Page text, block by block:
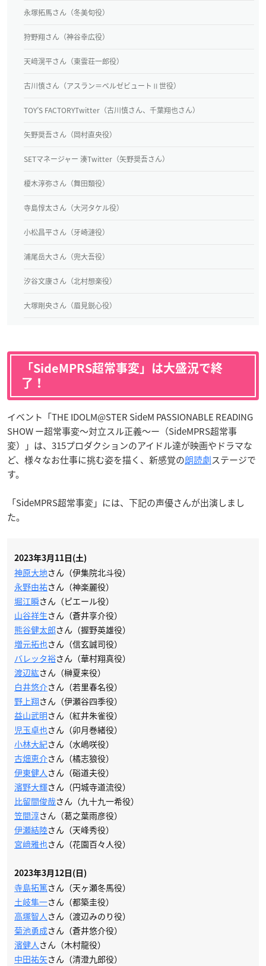
永塚拓馬さん（冬美旬役）
狩野翔さん（神谷幸広役）
天﨑滉平さん（東雲荘一郎役）
古川慎さん（アスラン＝ベルゼビュートⅡ世役）
TOY’S FACTORYTwitter（古川慎さん、千葉翔也さん）
矢野奨吾さん（岡村直央役）
SETマネージャー 湊Twitter（矢野奨吾さん）
榎木淳弥さん（舞田類役）
寺島惇太さん（大河タケル役）
小松昌平さん（牙崎漣役）
浦尾岳大さん（兜大吾役）
汐谷文康さん（北村想楽役）
大塚剛央さん（眉見鋭心役）
「SideMPRS超常事変」は大盛況で終
了！
イベント「THE IDOLM@STER SideM PASSIONABLE READING
SHOW ー超常事変～対立スル正義～ー（SideMPRS超常事
変）」は、315プロダクションのアイドル達が映画やドラマな
ど、様々なお仕事に挑む姿を描く、新感覚の朗読劇ステージで
す。
「SideMPRS超常事変」には、下記の声優さんが出演しまし
た。
2023年3月11日(土)
神原大地さん（伊集院北斗役）
永野由祐さん（神楽麗役）
堀江瞬さん（ピエール役）
山谷祥生さん（蒼井享介役）
熊谷健太郎さん（握野英雄役）
増元拓也さん（信玄誠司役）
バレッタ裕さん（華村翔真役）
渡辺紘さん（榊夏来役）
白井悠介さん（若里春名役）
野上翔さん（伊瀬谷四季役）
益山武明さん（紅井朱雀役）
児玉卓也さん（卯月巻緒役）
小林大紀さん（水嶋咲役）
古畑恵介さん（橘志狼役）
伊東健人さん（硲道夫役）
濱野大輝さん（円城寺道流役）
比留間俊哉さん（九十九一希役）
笠間淳さん（葛之葉雨彦役）
伊瀬結陸さん（天峰秀役）
宮﨑雅也さん（花園百々人役）
2023年3月12日(日)
寺島拓篤さん（天ヶ瀬冬馬役）
土岐隼一さん（都築圭役）
高塚智人さん（渡辺みのり役）
菊池勇成さん（蒼井悠介役）
濱健人さん（木村龍役）
中田祐矢さん（清澄九郎役）